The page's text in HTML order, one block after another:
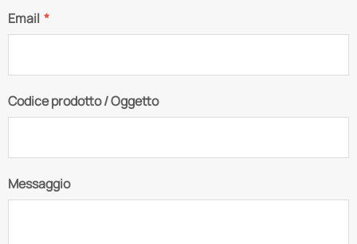
Email *
Codice prodotto / Oggetto
Messaggio